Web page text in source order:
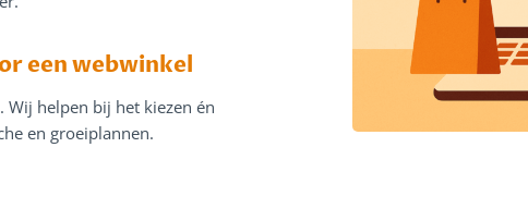
een webwinkel
helpen bij het kiezen én
en groeiplannen.